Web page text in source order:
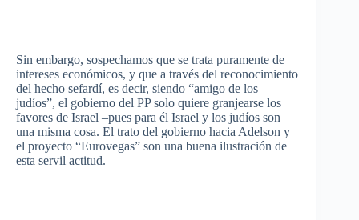
Sin embargo, sospechamos que se trata puramente de
intereses económicos, y que a través del reconocimiento
del hecho sefardí, es decir, siendo “amigo de los
judíos”, el gobierno del PP solo quiere granjearse los
favores de Israel –pues para él Israel y los judíos son
una misma cosa. El trato del gobierno hacia Adelson y
el proyecto “Eurovegas” son una buena ilustración de
esta servil actitud.